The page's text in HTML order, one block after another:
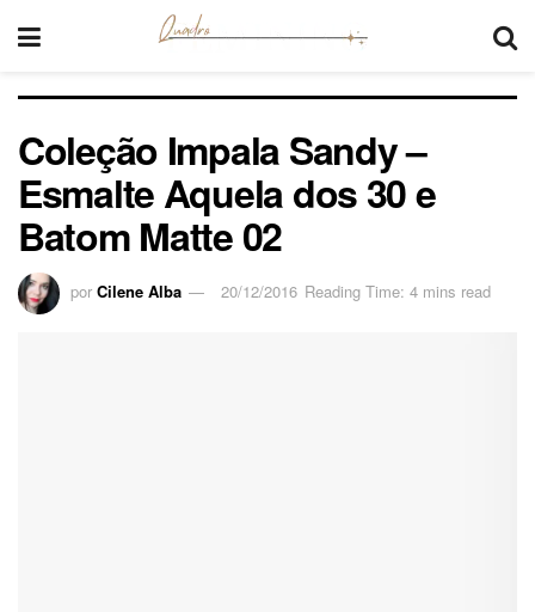
Coleção Impala Sandy –
Esmalte Aquela dos 30 e
Batom Matte 02
por Cilene Alba 20/12/2016 Reading Time: 4 mins read